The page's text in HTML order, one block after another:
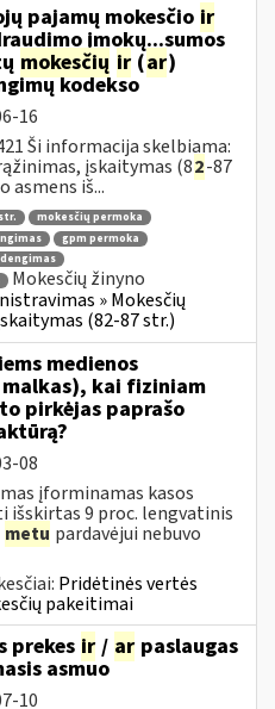
pajamų mokesčio ir
įmokų...sumos
mokesčių ir (ar)
kodekso
16
Ši informacija skelbiama:
įskaitymas (82-87
asmens iš...
mokesčių permoka
gpm permoka
Mokesčių žinyno
» Mokesčių
(82-87 str.)
medienos
kai fiziniam
to pirkėjas paprašo
08
įforminamas kasos
išskirtas 9 proc. lengvatinis
metu pardavėjui nebuvo
Pridėtinės vertės
pakeitimai
prekes ir / ar paslaugas
asmuo
10